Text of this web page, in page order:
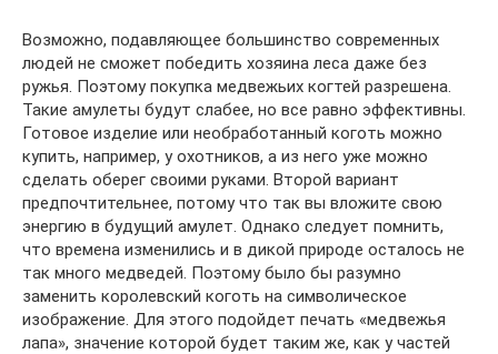
Возможно, подавляющее большинство современных
людей не сможет победить хозяина леса даже без
ружья. Поэтому покупка медвежьих когтей разрешена.
Такие амулеты будут слабее, но все равно эффективны.
Готовое изделие или необработанный коготь можно
купить, например, у охотников, а из него уже можно
сделать оберег своими руками. Второй вариант
предпочтительнее, потому что так вы вложите свою
энергию в будущий амулет. Однако следует помнить,
что времена изменились и в дикой природе осталось не
так много медведей. Поэтому было бы разумно
заменить королевский коготь на символическое
изображение. Для этого подойдет печать «медвежья
лапа», значение которой будет таким же, как у частей